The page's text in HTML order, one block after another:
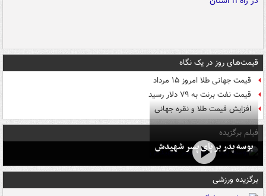
قیمت‌های روز در یک نگاه
قیمت جهانی طلا امروز ۱۵ مرداد
قیمت نفت برنت به ۷۹ دلار رسید
افزایش قیمت طلا و نقره جهانی
فیلم برگزیده
بوسه‌ پدر بر پای پسر شهیدش
برگزیده ورزشی